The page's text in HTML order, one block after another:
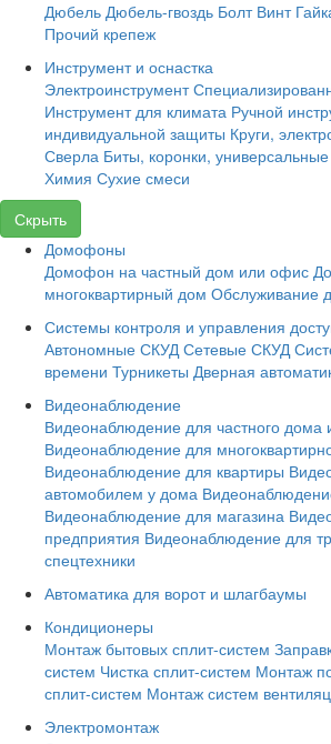
Дюбель Дюбель-гвоздь Болт Винт
Прочий крепеж
Инструмент и оснастка
Электроинструмент
Инструмент для климата Ручной
индивидуальной защиты Круги,
Сверла Биты, коронки,
Химия Сухие смеси
Скрыть
Домофоны
Домофон на частный дом или офис
многоквартирный дом Обслуживание
Системы контроля и управления
Автономные СКУД Сетевые СКУД
времени Турникеты Дверная
Видеонаблюдение
Видеонаблюдение для частного дома
Видеонаблюдение для
Видеонаблюдение для квартиры
автомобилем у дома
Видеонаблюдение для магазина
предприятия Видеонаблюдение для
спецтехники
Автоматика для ворот и шлагбаумы
Кондиционеры
Монтаж бытовых сплит-систем
систем Чистка сплит-систем Монтаж
сплит-систем Монтаж систем
Электромонтаж